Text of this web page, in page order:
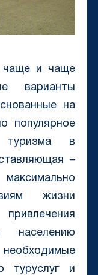
чаще и чаще
варианты
на
популярное
туризма в
–
жизни
туруслуг и